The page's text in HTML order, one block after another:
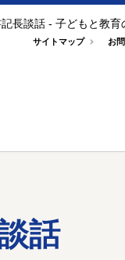
記長談話 - 子どもと
サイトマップ お
話